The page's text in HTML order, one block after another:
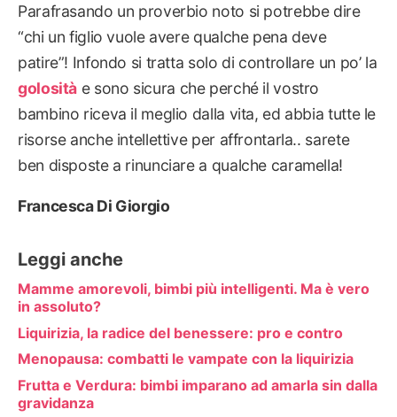
Parafrasando un proverbio noto si potrebbe dire
“chi un figlio vuole avere qualche pena deve
patire”! Infondo si tratta solo di controllare un po’ la
golosità e sono sicura che perché il vostro
bambino riceva il meglio dalla vita, ed abbia tutte le
risorse anche intellettive per affrontarla.. sarete
ben disposte a rinunciare a qualche caramella!
Francesca Di Giorgio
Leggi anche
Mamme amorevoli, bimbi più intelligenti. Ma è vero
in assoluto?
Liquirizia, la radice del benessere: pro e contro
Menopausa: combatti le vampate con la liquirizia
Frutta e Verdura: bimbi imparano ad amarla sin dalla
gravidanza